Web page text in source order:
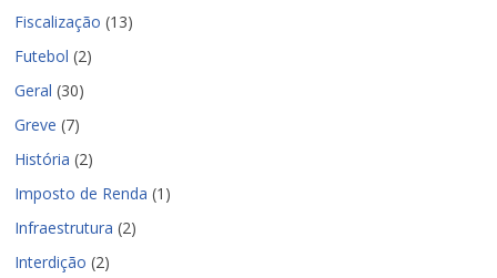
Fiscalização (13)
Futebol (2)
Geral (30)
Greve (7)
História (2)
Imposto de Renda (1)
Infraestrutura (2)
Interdição (2)